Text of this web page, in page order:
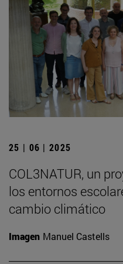
25 | 06 | 2025
COL3NATUR, un
los entornos
cambio climático
Imagen Manuel Castells